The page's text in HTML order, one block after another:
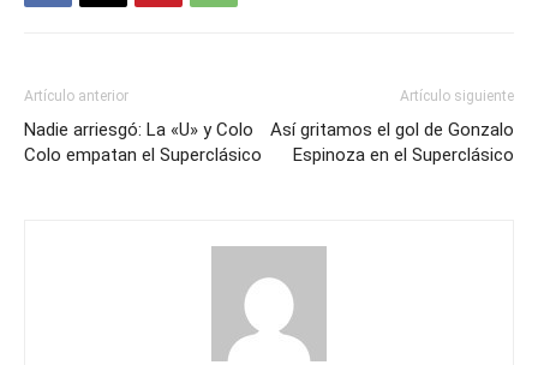
Artículo anterior
Nadie arriesgó: La «U» y Colo
Colo empatan el Superclásico
Artículo siguiente
Así gritamos el gol de Gonzalo
Espinoza en el Superclásico